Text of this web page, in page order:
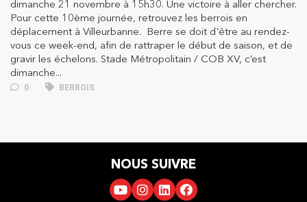
dimanche 21 novembre à 15h30. Une victoire à aller chercher.
Pour cette 10ème journée, retrouvez les berrois en
déplacement à Villeurbanne. Berre se doit d'être au rendez-
vous ce week-end, afin de rattraper le début de saison, et de
gravir les échelons. Stade Métropolitain / COB XV, c’est
dimanche...
0 BERROIS
NOUS SUIVRE